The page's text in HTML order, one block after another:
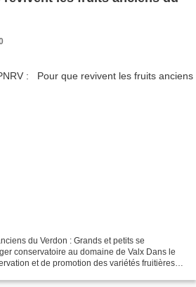
du Verdon : Grands et petits se
conservatoire au domaine de Valx Dans le
et de promotion des variétés fruitières